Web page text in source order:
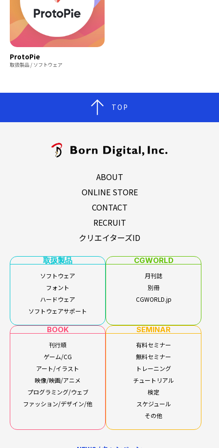
ProtoPie
取扱製品 / ソフトウェア
TOP
ABOUT
ONLINE STORE
CONTACT
RECRUIT
クリエイターズID
取扱製品
ソフトウェア
フォント
ハードウェア
ソフトウェアサポート
CGWORLD
月刊誌
別冊
CGWORLD.jp
BOOK
刊行順
ゲーム/CG
アート/イラスト
映像/映画/アニメ
プログラミング/ウェブ
ファッション/デザイン/他
SEMINAR
有料セミナー
無料セミナー
トレーニング
チュートリアル
検定
スケジュール
その他